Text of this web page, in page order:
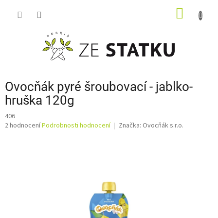
Ovocňák pyré šroubovací - jablko-
hruška 120g
406
Průměrné
2 hodnoceníPodrobnosti hodnocení Značka: Ovocňák s.r.o.